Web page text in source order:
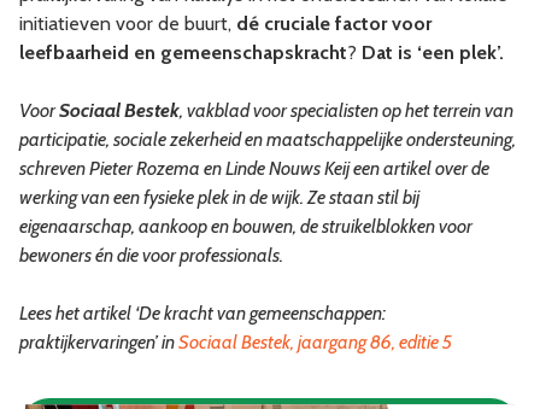
initiatieven voor de buurt, dé cruciale factor voor
leefbaarheid en gemeenschapskracht? Dat is ‘een plek’.
VoorSociaal Bestek, vakblad voor specialisten op het terrein van
participatie, sociale zekerheid en maatschappelijke ondersteuning,
schreven Pieter Rozema en Linde Nouws Keij een artikel over de
werking van een fysieke plek in de wijk. Ze staan stil bij
eigenaarschap, aankoop en bouwen, de struikelblokken voor
bewoners én die voor professionals.
Lees het artikel ‘De kracht van gemeenschappen:
praktijkervaringen’ inSociaal Bestek, jaargang 86, editie 5